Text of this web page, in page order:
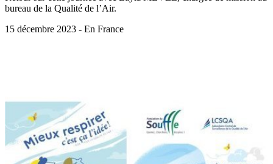
bureau de la Qualité de l’Air.
15 décembre 2023 - En France